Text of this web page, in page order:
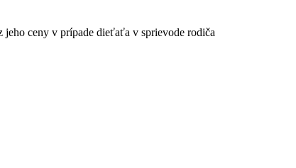
ceny v prípade dieťaťa v sprievode rodiča